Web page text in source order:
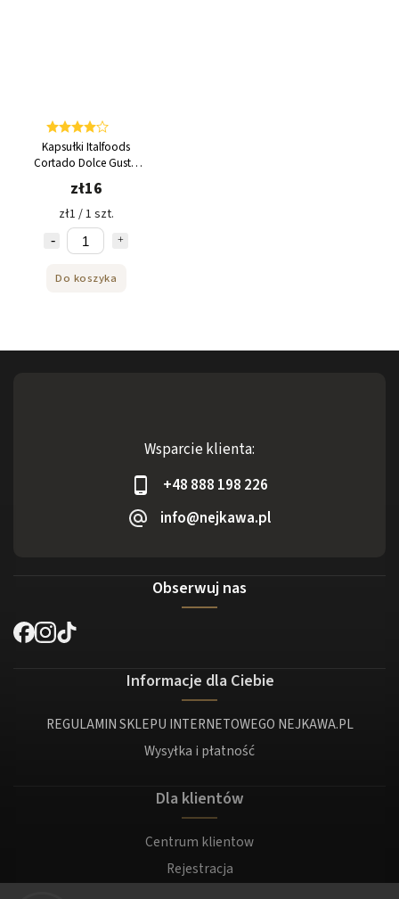
Kapsułki Italfoods
Cortado Dolce Gusto
16 sztuk
zł16
zł1 / 1 szt.
Do koszyka
Wsparcie klienta:
+48 888 198 226
info@nejkawa.pl
Obserwuj nas
Informacje dla Ciebie
REGULAMIN SKLEPU INTERNETOWEGO NEJKAWA.PL
Wysyłka i płatność
Dla klientów
Centrum klientow
Rejestracja